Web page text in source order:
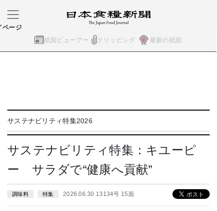
紙面ビューアー クリッピング 最新の紙面
ページ
サステナビリティ特集2026
サステナビリティ特集：キユーピ
ー サラダで“健康へ貢献”
調味料 特集 2026.06.30 13134号 15面